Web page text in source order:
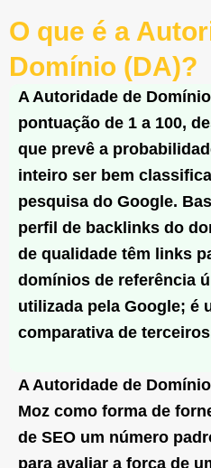
O que é a
Domínio (DA)?
A Autoridade de
pontuação de 1 a 100,
que prevê a
inteiro ser bem
pesquisa do Google.
perfil de backlinks do
de qualidade têm links
domínios de referência
utilizada pela Google; é
comparativa de
A Autoridade de
Moz como forma de
de SEO um número
para avaliar a força de